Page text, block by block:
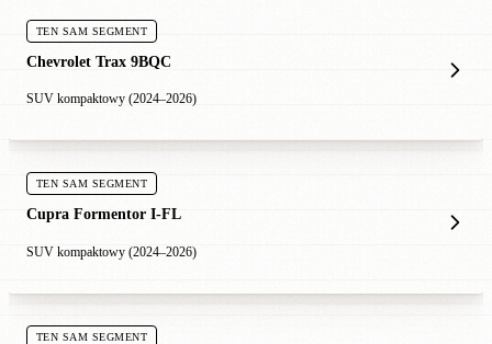
TEN SAM SEGMENT
Chevrolet Trax 9BQC
SUV kompaktowy (2024–2026)
TEN SAM SEGMENT
Cupra Formentor I-FL
SUV kompaktowy (2024–2026)
TEN SAM SEGMENT